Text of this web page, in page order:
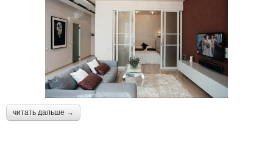
читать дальше →